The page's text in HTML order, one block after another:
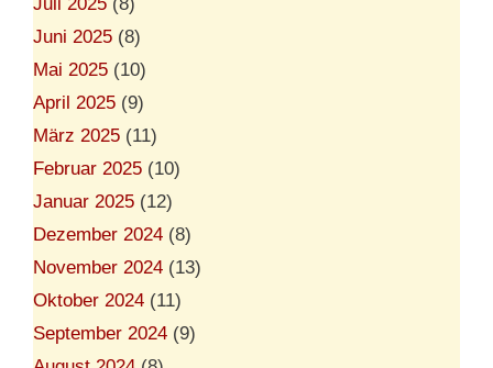
Juni 2025 (8)
Mai 2025 (10)
April 2025 (9)
März 2025 (11)
Februar 2025 (10)
Januar 2025 (12)
Dezember 2024 (8)
November 2024 (13)
Oktober 2024 (11)
September 2024 (9)